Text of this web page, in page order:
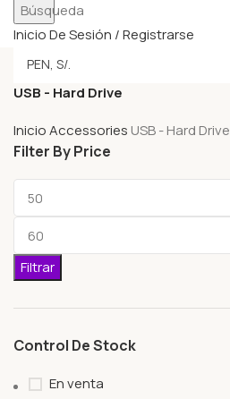
Búsqueda
Inicio De Sesión / Registrarse
USB - Hard Drive
InicioAccessories USB - Hard Drive
Filter By Price
Filtrar
Control De Stock
En venta